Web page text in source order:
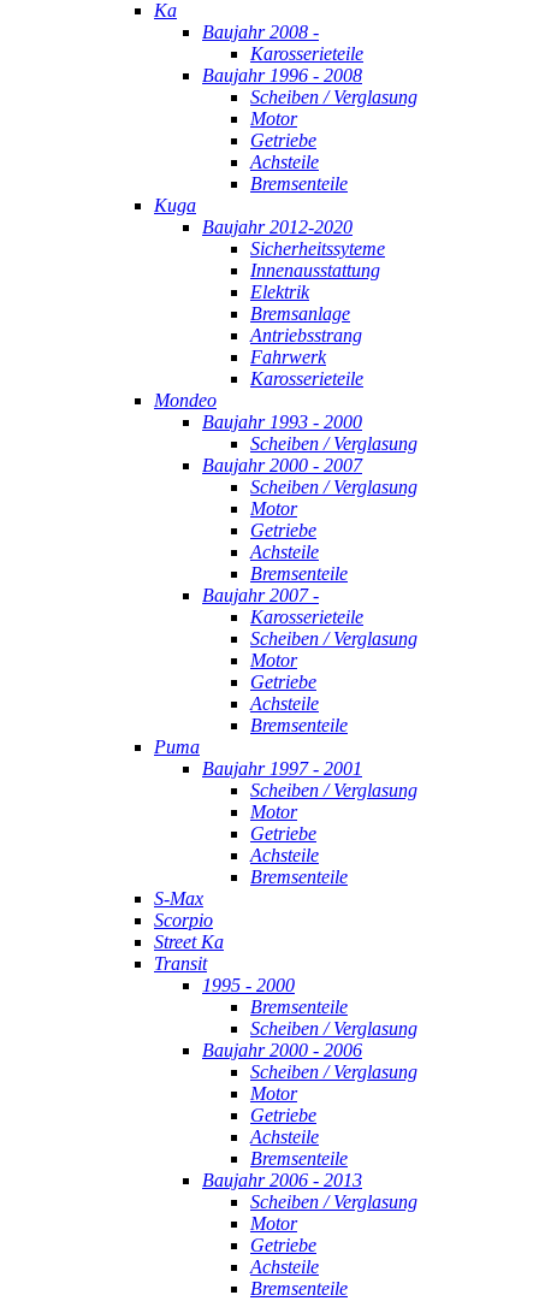
Ka
Baujahr 2008 -
Karosserieteile
Baujahr 1996 - 2008
Scheiben / Verglasung
Motor
Getriebe
Achsteile
Bremsenteile
Kuga
Baujahr 2012-2020
Sicherheitssyteme
Innenausstattung
Elektrik
Bremsanlage
Antriebsstrang
Fahrwerk
Karosserieteile
Mondeo
Baujahr 1993 - 2000
Scheiben / Verglasung
Baujahr 2000 - 2007
Scheiben / Verglasung
Motor
Getriebe
Achsteile
Bremsenteile
Baujahr 2007 -
Karosserieteile
Scheiben / Verglasung
Motor
Getriebe
Achsteile
Bremsenteile
Puma
Baujahr 1997 - 2001
Scheiben / Verglasung
Motor
Getriebe
Achsteile
Bremsenteile
S-Max
Scorpio
Street Ka
Transit
1995 - 2000
Bremsenteile
Scheiben / Verglasung
Baujahr 2000 - 2006
Scheiben / Verglasung
Motor
Getriebe
Achsteile
Bremsenteile
Baujahr 2006 - 2013
Scheiben / Verglasung
Motor
Getriebe
Achsteile
Bremsenteile